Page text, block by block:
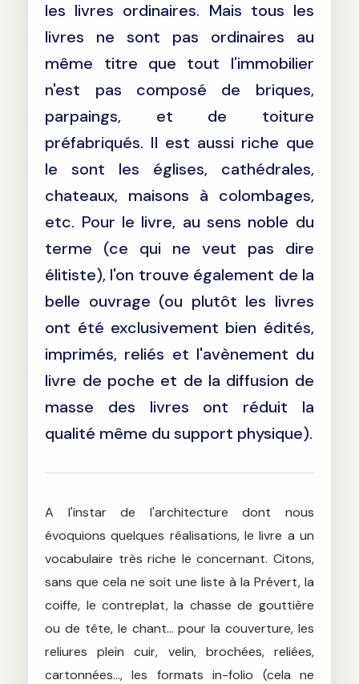
les livres ordinaires. Mais tous les
livres ne sont pas ordinaires au
même titre que tout l'immobilier
n'est pas composé de briques,
parpaings, et de toiture
préfabriqués. Il est aussi riche que
le sont les églises, cathédrales,
chateaux, maisons à colombages,
etc. Pour le livre, au sens noble du
terme (ce qui ne veut pas dire
élitiste), l'on trouve également de la
belle ouvrage (ou plutôt les livres
ont été exclusivement bien édités,
imprimés, reliés et l'avènement du
livre de poche et de la diffusion de
masse des livres ont réduit la
qualité même du support physique).
A l'instar de l'architecture dont nous
évoquions quelques réalisations, le livre a un
vocabulaire très riche le concernant. Citons,
sans que cela ne soit une liste à la Prévert, la
coiffe, le contreplat, la chasse de gouttière
ou de tête, le chant... pour la couverture, les
reliures plein cuir, velin, brochées, reliées,
cartonnées..., les formats in-folio (cela ne